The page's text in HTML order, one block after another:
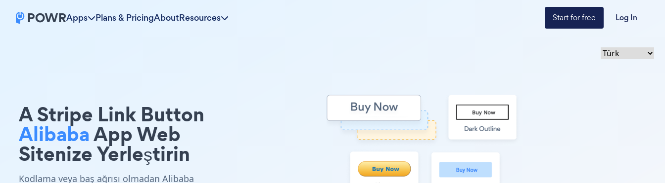
Apps Plans & PricingAboutResources Start for free Log In
A Stripe Link Button
AlibabaApp Web
Sitenize Yerleştirin
Kodlama veya baş ağrısı olmadan Alibaba